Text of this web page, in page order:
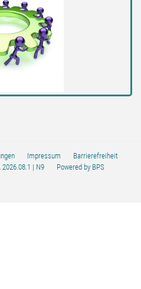
Impressum
Barrierefreiheit
2026.08.1 | N9 Powered by BPS